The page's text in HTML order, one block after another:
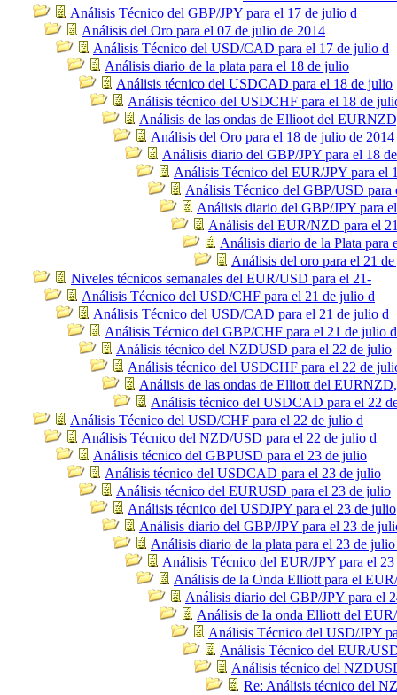
Análisis Técnico del GBP/JPY para el 17 de julio d
Análisis del Oro para el 07 de julio de 2014
Análisis Técnico del USD/CAD para el 17 de julio d
Análisis diario de la plata para el 18 de julio
Análisis técnico del USDCAD para el 18 de julio
Análisis técnico del USDCHF para el 18 de
Análisis de las ondas de Ellioot del
Análisis del Oro para el 18 de julio de 2014
Análisis diario del GBP/JPY para el 18
Análisis Técnico del EUR/JPY para el
Análisis Técnico del GBP/USD para
Análisis diario del GBP/JPY para
Análisis del EUR/NZD para el
Análisis diario de la Plata para
Análisis del oro para el 21
Niveles técnicos semanales del EUR/USD para el 21-
Análisis Técnico del USD/CHF para el 21 de julio d
Análisis Técnico del USD/CAD para el 21 de julio d
Análisis Técnico del GBP/CHF para el 21 de julio d
Análisis técnico del NZDUSD para el 22 de julio
Análisis técnico del USDCHF para el 22 de
Análisis de las ondas de Elliott del
Análisis técnico del USDCAD para el 22
Análisis Técnico del USD/CHF para el 22 de julio d
Análisis Técnico del NZD/USD para el 22 de julio d
Análisis técnico del GBPUSD para el 23 de julio
Análisis técnico del USDCAD para el 23 de julio
Análisis técnico del EURUSD para el 23 de julio
Análisis técnico del USDJPY para el 23 de julio
Análisis diario del GBP/JPY para el 23 de
Análisis diario de la plata para el 23 de
Análisis Técnico del EUR/JPY para el
Análisis de la Onda Elliott para el
Análisis diario del GBP/JPY para el
Análisis de la onda Elliott del
Análisis Técnico del USD/JPY
Análisis Técnico del EUR/
Análisis técnico del
Re: Análisis técnico del